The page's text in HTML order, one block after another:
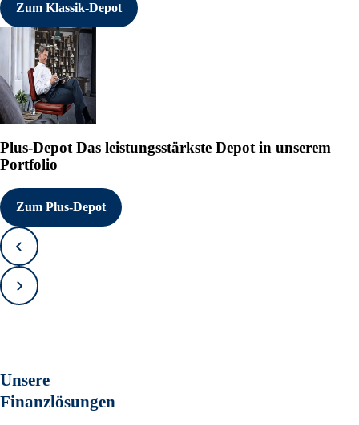
Zum Klassik-Depot
Plus-Depot Das leistungsstärkste Depot in unserem
Portfolio
Zum Plus-Depot
Zurück
Vorwärts
Unsere
Finanzlösungen